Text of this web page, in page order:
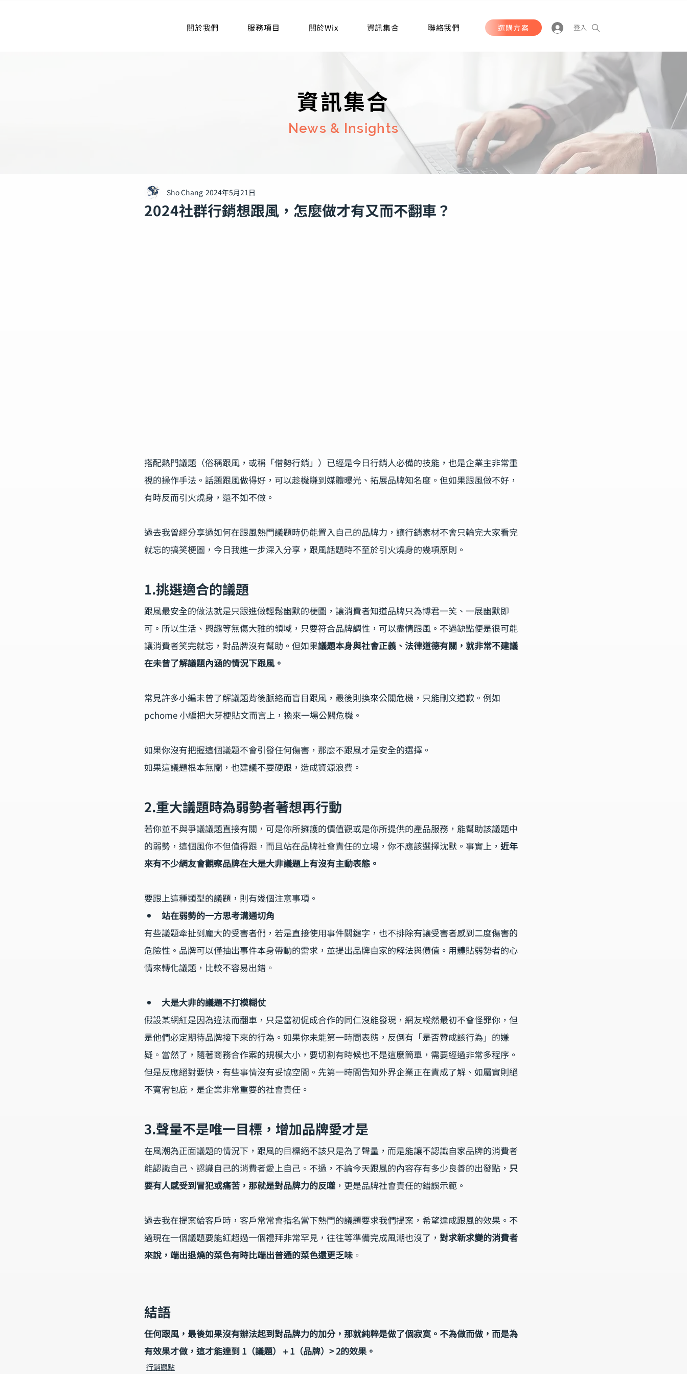
關於我們 服務項目 關於Wix 資訊集合 聯絡我們 選購方案 登入
資訊集合
News & Insights
2024社群行銷想跟風，怎麼做才有又而不翻車？
Sho Chang 2024年5月21日
搭配熱門議題（俗稱跟風，或稱「借勢行銷」）已經是今日行銷人必備的技能，也是企業主非常重
視的操作手法。話題跟風做得好，可以趁機賺到媒體曝光、拓展品牌知名度。但如果跟風做不好，
有時反而引火燒身，還不如不做。
過去我曾經分享過如何在跟風熱門議題時仍能置入自己的品牌力，讓行銷素材不會只輪完大家看完
就忘的搞笑梗圖，今日我進一步深入分享，跟風話題時不至於引火燒身的幾項原則。
1.挑選適合的議題
跟風最安全的做法就是只跟進做輕鬆幽默的梗圖，讓消費者知道品牌只為博君一笑、一展幽默即
可。所以生活、興趣等無傷大雅的領域，只要符合品牌調性，可以盡情跟風。不過缺點便是很可能
讓消費者笑完就忘，對品牌沒有幫助。但如果議題本身與社會正義、法律道德有關，就非常不建議
在未曾了解議題內涵的情況下跟風。
常見許多小編未曾了解議題背後脈絡而盲目跟風，最後則換來公關危機，只能刪文道歉。例如
pchome 小編把大牙梗貼文而言上，換來一場公關危機。
如果你沒有把握這個議題不會引發任何傷害，那麼不跟風才是安全的選擇。
如果這議題根本無關，也建議不要硬跟，造成資源浪費。
2.重大議題時為弱勢者著想再行動
若你並不與爭議議題直接有關，可是你所擁護的價值觀或是你所提供的產品服務，能幫助該議題中
的弱勢，這個風你不但值得跟，而且站在品牌社會責任的立場，你不應該選擇沈默。事實上， 近年
來有不少網友會觀察品牌在大是大非議題上有沒有主動表態。
要跟上這種類型的議題，則有幾個注意事項。
站在弱勢的一方思考溝通切角
有些議題牽扯到龐大的受害者們，若是直接使用事件關鍵字，也不排除有讓受害者感到二度傷害的
危險性。品牌可以僅抽出事件本身帶動的需求，並提出品牌自家的解法與價值。用體貼弱勢者的心
情來轉化議題，比較不容易出錯。
大是大非的議題不打模糊仗
假設某網紅是因為違法而翻車，只是當初促成合作的同仁沒能發現，網友縱然最初不會怪罪你，但
是他們必定期待品牌接下來的行為。如果你未能第一時間表態，反倒有「是否贊成該行為」的嫌
疑。當然了，隨著商務合作案的規模大小，要切割有時候也不是這麼簡單，需要經過非常多程序。
但是反應絕對要快，有些事情沒有妥協空間。先第一時間告知外界企業正在責成了解、如屬實則絕
不寬宥包庇，是企業非常重要的社會責任。
3.聲量不是唯一目標，增加品牌愛才是
在風潮為正面議題的情況下，跟風的目標絕不該只是為了聲量，而是能讓不認識自家品牌的消費者
能認識自己、認識自己的消費者愛上自己。不過，不論今天跟風的內容存有多少良善的出發點， 只
要有人感受到冒犯或痛苦，那就是對品牌力的反噬 ，更是品牌社會責任的錯誤示範。
過去我在提案給客戶時，客戶常常會指名當下熱門的議題要求我們提案，希望達成跟風的效果。不
過現在一個議題要能紅超過一個禮拜非常罕見，往往等準備完成風潮也沒了， 對求新求變的消費者
來說，端出退燒的菜色有時比端出普通的菜色還更乏味 。
結語
任何跟風，最後如果沒有辦法起到對品牌力的加分，那就純粹是做了個寂寞。不為做而做，而是為
有效果才做，這才能達到 1（議題）＋1（品牌）> 2的效果。
行銷觀點